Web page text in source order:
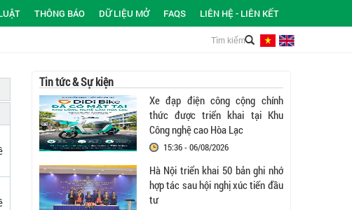
THÔNG BÁO DỮ LIỆU MỞ FAQS LIÊN HỆ - LIÊN KẾT
Tin tức & Sự kiện
Xe đạp điện công cộng chính
thức được triển khai tại Khu
Công nghệ cao Hòa Lạc
15:36 - 06/08/2026
Hà Nội triển khai 50 bản ghi nhớ
hợp tác sau hội nghị xúc tiến đầu
tư